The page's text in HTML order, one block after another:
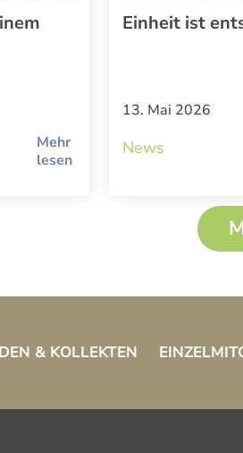
Mehr
lesen
Einheit ist
13. Mai 2026
News
& KOLLEKTEN